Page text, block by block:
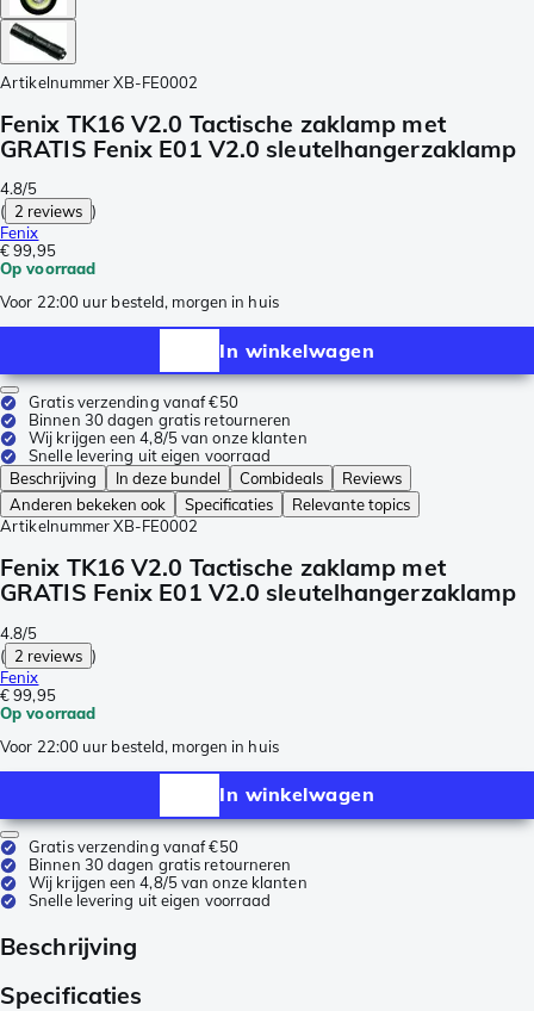
Artikelnummer XB-FE0002
Fenix TK16 V2.0 Tactische zaklamp met
GRATIS Fenix E01 V2.0 sleutelhangerzaklamp
4.8/5
( 2 reviews )
Fenix
€ 99,95
Op voorraad
Voor 22:00 uur besteld, morgen in huis
In winkelwagen
Gratis verzending vanaf €50
Binnen 30 dagen gratis retourneren
Wij krijgen een 4,8/5 van onze klanten
Snelle levering uit eigen voorraad
Beschrijving
In deze bundel Combideals
Reviews
Anderen bekeken ook
Specificaties
Relevante topics
Artikelnummer XB-FE0002
Fenix TK16 V2.0 Tactische zaklamp met
GRATIS Fenix E01 V2.0 sleutelhangerzaklamp
4.8/5
( 2 reviews )
Fenix
€ 99,95
Op voorraad
Voor 22:00 uur besteld, morgen in huis
In winkelwagen
Gratis verzending vanaf €50
Binnen 30 dagen gratis retourneren
Wij krijgen een 4,8/5 van onze klanten
Snelle levering uit eigen voorraad
Beschrijving
Specificaties